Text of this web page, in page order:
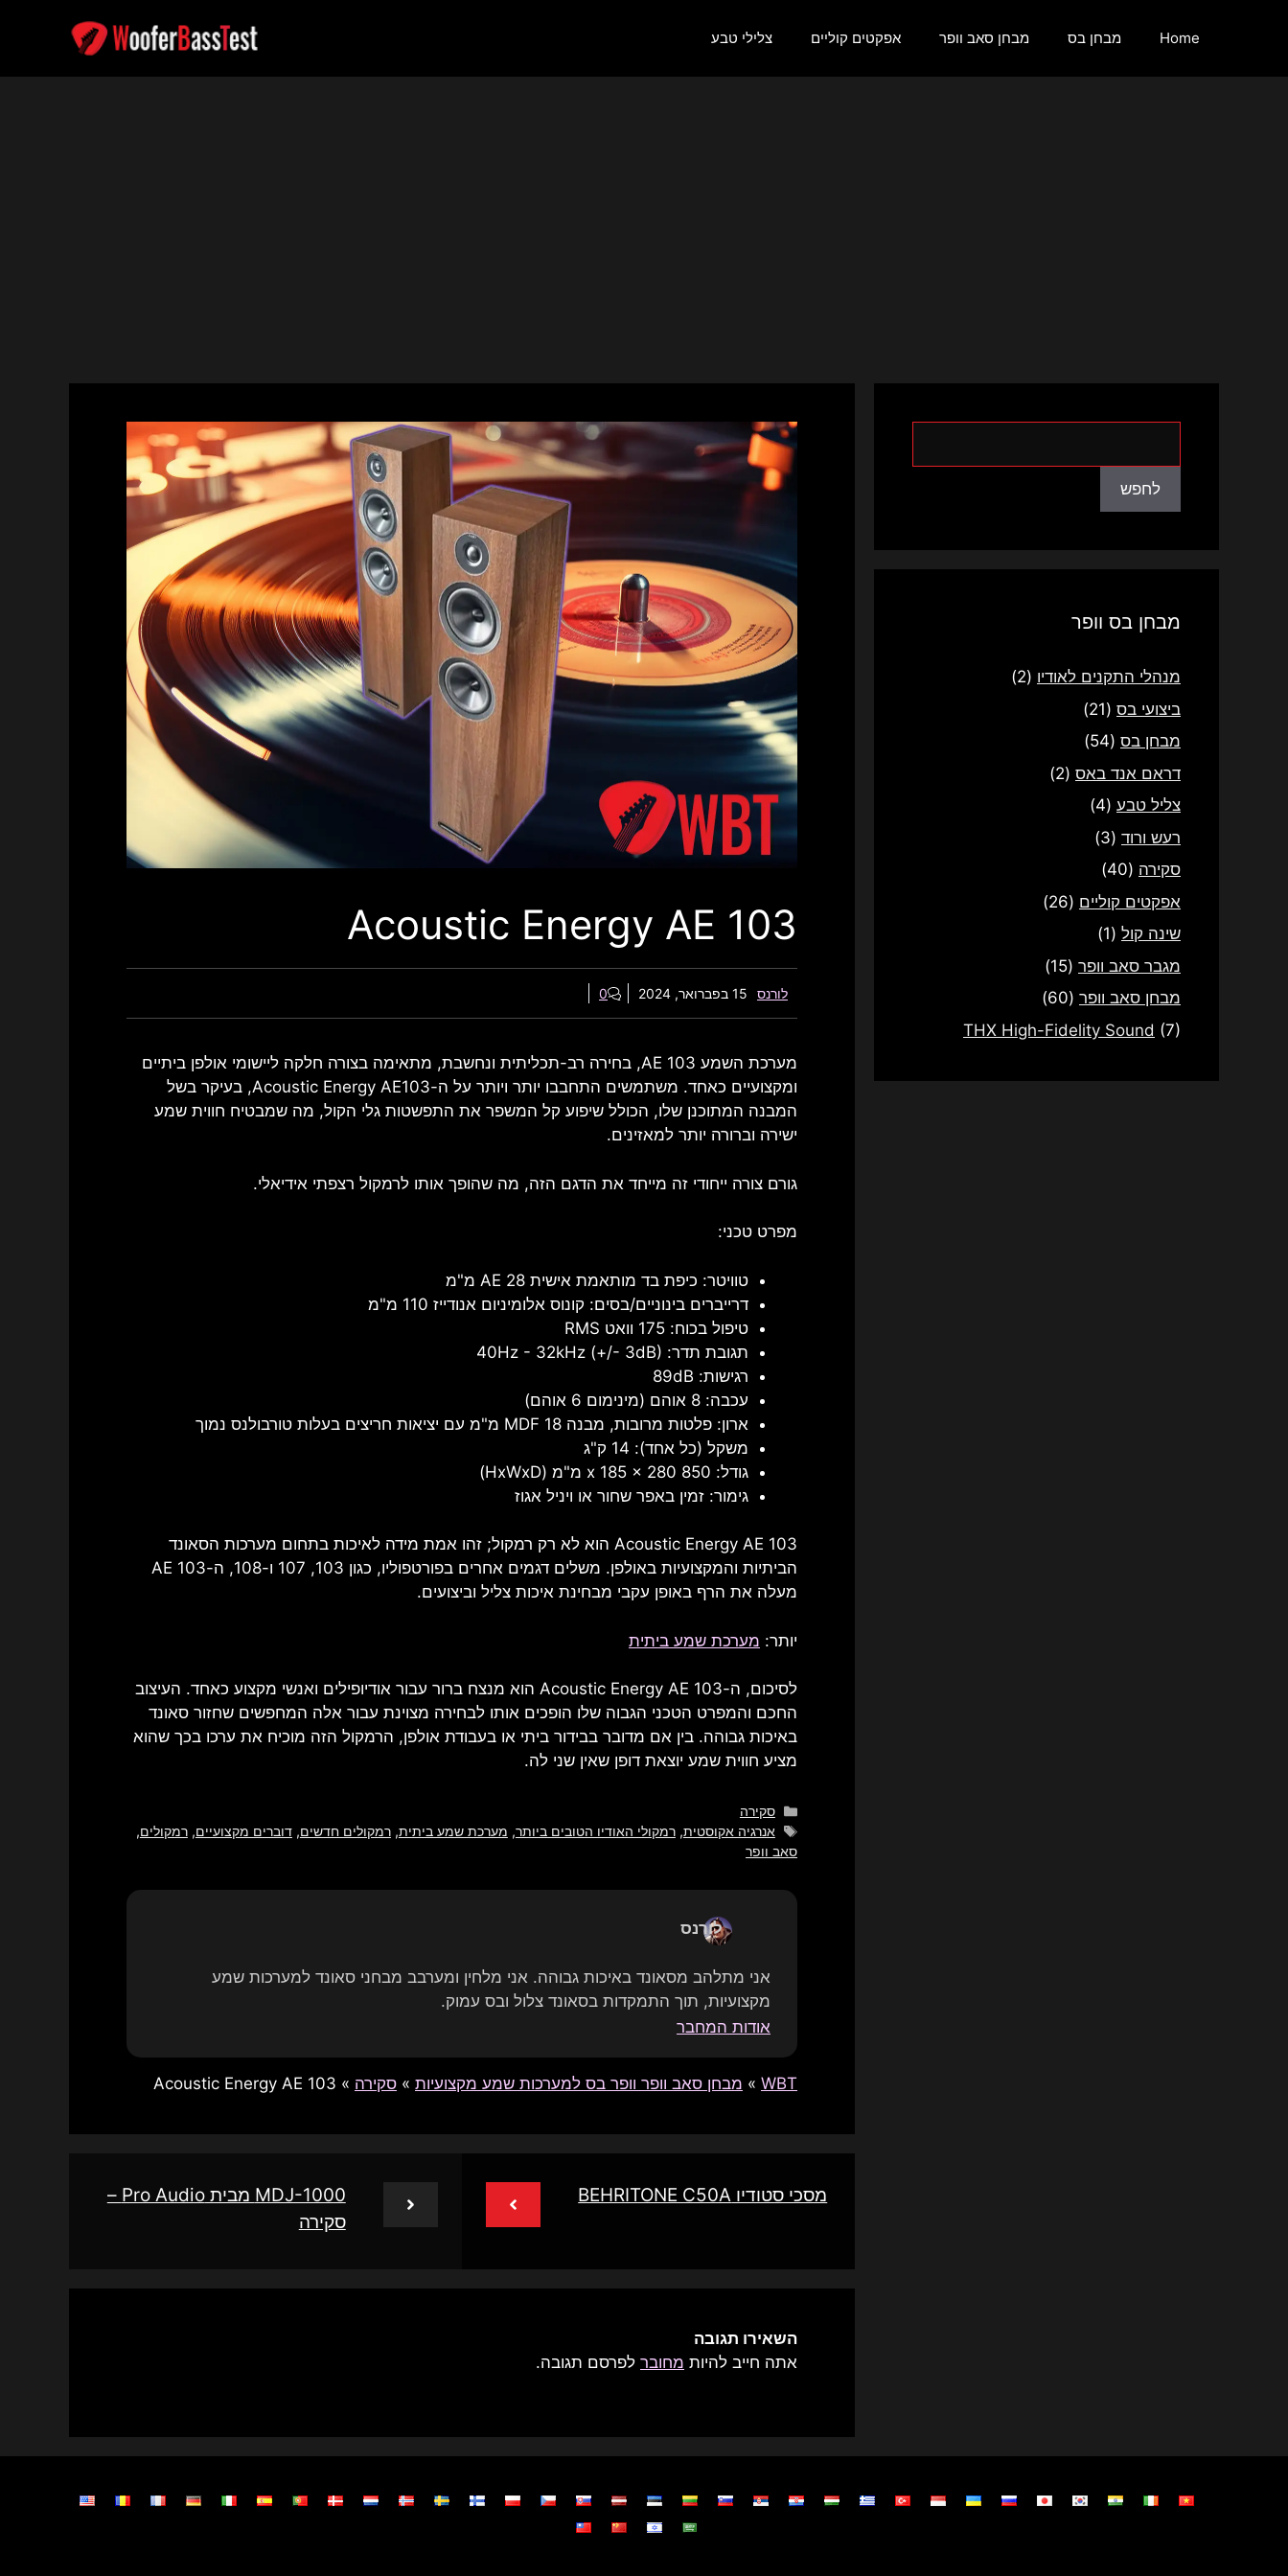
Home מבחן בס מבחן סאב וופר אפקטים קוליים צלילי טבע
Acoustic Energy AE 103
לורנס 15 בפברואר, 2024 0
מערכת השמע AE 103, בחירה רב-תכליתית ונחשבת, מתאימה בצורה חלקה ליישומי אולפן ביתיים
ומקצועיים כאחד. משתמשים התחבבו יותר ויותר על ה-Acoustic Energy AE103, בעיקר בשל
המבנה המתוכנן שלו, הכולל שיפוע קל המשפר את התפשטות גלי הקול, מה שמבטיח חווית שמע
ישירה וברורה יותר למאזינים.
גורם צורה ייחודי זה מייחד את הדגם הזה, מה שהופך אותו לרמקול רצפתי אידיאלי.
מפרט טכני:
טוויטר: כיפת בד מותאמת אישית AE 28 מ"מ
דרייברים בינוניים/בסים: קונוס אלומיניום אנודייז 110 מ"מ
טיפול בכוח: 175 וואט RMS
תגובת תדר: 40Hz - 32kHz (+/- 3dB)
רגישות: 89dB
עכבה: 8 אוהם (מינימום 6 אוהם)
ארון: פלטות מרובות, מבנה MDF 18 מ"מ עם יציאות חריצים בעלות טורבולנס נמוך
משקל (כל אחד): 14 ק"ג
גודל: 850 x 185 x 280 מ"מ (HxWxD)
גימור: זמין באפר שחור או ויניל אגוז
Acoustic Energy AE 103 הוא לא רק רמקול; זהו אמת מידה לאיכות בתחום מערכות הסאונד
הביתיות והמקצועיות באולפן. משלים דגמים אחרים בפורטפוליו, כגון 103, 107 ו-108, ה-AE 103
מעלה את הרף באופן עקבי מבחינת איכות צליל וביצועים.
יותר: מערכת שמע ביתית
לסיכום, ה-Acoustic Energy AE 103 הוא מנצח ברור עבור אודיופילים ואנשי מקצוע כאחד. העיצוב
החכם והמפרט הטכני הגבוה שלו הופכים אותו לבחירה מצוינת עבור אלה המחפשים שחזור סאונד
באיכות גבוהה. בין אם מדובר בבידור ביתי או בעבודת אולפן, הרמקול הזה מוכיח את ערכו בכך שהוא
מציע חווית שמע יוצאת דופן שאין שני לה.
קטגוריות
סקירה
תגים
אנרגיה אקוסטית,רמקולי האודיו הטובים ביותר, מערכת שמע ביתית,רמקולים חדשים,דוברים מקצועיים,רמקולים,
סאב וופר
לורנס
אני מתלהב מסאונד באיכות גבוהה. אני מלחין ומערבב מבחני סאונד למערכות שמע
מקצועיות, תוך התמקדות בסאונד צלול ובס עמוק.
אודות המחבר
WBT
» מבחן סאב וופר וופר בס למערכות שמע מקצועיות » סקירה »
Acoustic Energy AE 103
מסכי סטודיו BEHRITONE C50A
MDJ-1000 מבית Pro Audio –
סקירה
השאירו תגובה
אתה חייב להיות מחובר לפרסם תגובה.
לחפש
מבחן בס וופר
מנהלי התקנים לאודיו (2)
ביצועי בס (21)
מבחן בס (54)
דראם אנד באס (2)
צליל טבע (4)
רעש ורוד (3)
סקירה (40)
אפקטים קוליים (26)
שינה קול (1)
מגבר סאב וופר (15)
מבחן סאב וופר (60)
THX High-Fidelity Sound (7)